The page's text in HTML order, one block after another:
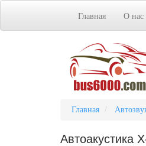
Главная О нас
Главная
Автоакустика